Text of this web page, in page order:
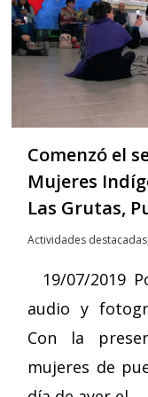
Comenzó el
Mujeres
Las Grutas,
Actividades destacadas
19/07/2019
audio y
Con la
mujeres de